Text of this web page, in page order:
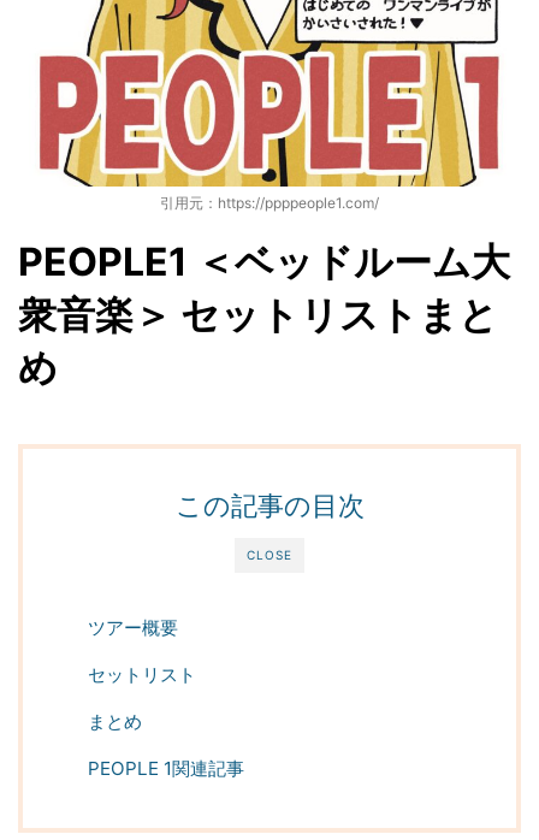
引用元：https://ppppeople1.com/
PEOPLE1 ＜ベッドルーム大
衆音楽＞ セットリストまと
め
CLOSE
この記事の目次
ツアー概要
セットリスト
まとめ
PEOPLE 1関連記事